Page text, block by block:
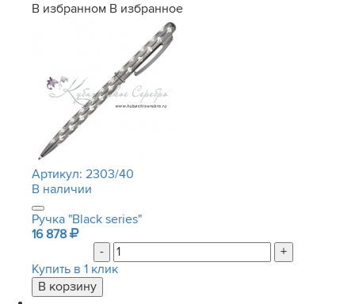
В избранном В избранное
Артикул: 2303/40
В наличии
Ручка "Black series"
16 878
-
+
Купить в 1 клик